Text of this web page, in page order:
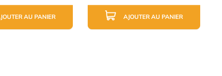
AU PANIER AJOUTER AU PANIER